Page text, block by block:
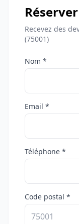
Recevez des
(75001)
Nom *
Email *
Téléphone *
Code postal *